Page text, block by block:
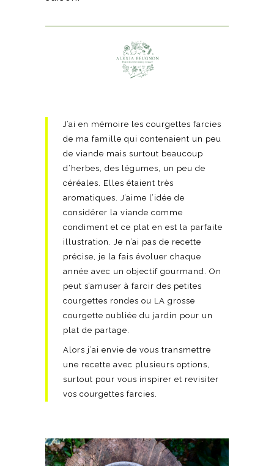
J’ai en mémoire les courgettes farcies
de ma famille qui contenaient un peu
de viande mais surtout beaucoup
d’herbes, des légumes, un peu de
céréales. Elles étaient très
aromatiques. J’aime l’idée de
considérer la viande comme
condiment et ce plat en est la parfaite
illustration. Je n’ai pas de recette
précise, je la fais évoluer chaque
année avec un objectif gourmand. On
peut s’amuser à farcir des petites
courgettes rondes ou LA grosse
courgette oubliée du jardin pour un
plat de partage.
Alors j’ai envie de vous transmettre
une recette avec plusieurs options,
surtout pour vous inspirer et revisiter
vos courgettes farcies.